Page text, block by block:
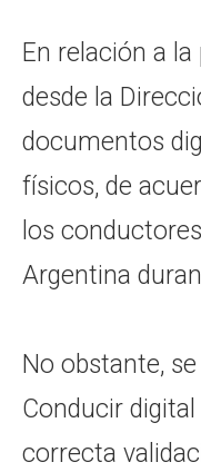
En relación a
desde la
documentos
físicos, de
los
Argentina
No obstante,
Conducir
correcta